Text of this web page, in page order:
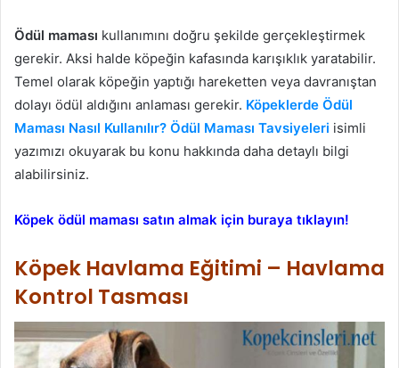
Ödül maması kullanımını doğru şekilde gerçekleştirmek
gerekir. Aksi halde köpeğin kafasında karışıklık yaratabilir.
Temel olarak köpeğin yaptığı hareketten veya davranıştan
dolayı ödül aldığını anlaması gerekir. Köpeklerde Ödül
Maması Nasıl Kullanılır? Ödül Maması Tavsiyeleri isimli
yazımızı okuyarak bu konu hakkında daha detaylı bilgi
alabilirsiniz.
Köpek ödül maması satın almak için buraya tıklayın!
Köpek Havlama Eğitimi – Havlama
Kontrol Tasması